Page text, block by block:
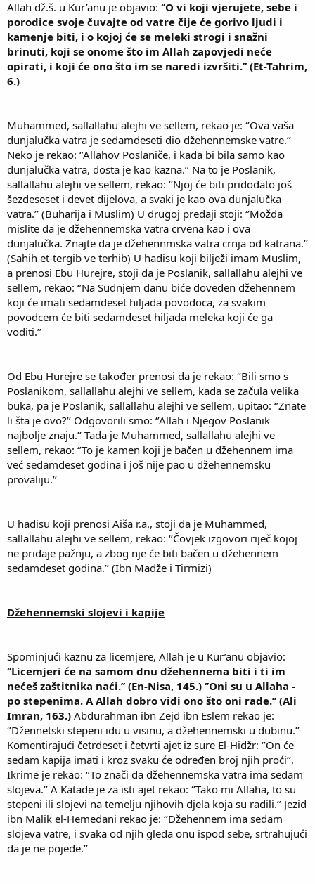
Allah dž.š. u Kur’anu je objavio: ‘’O vi koji vjerujete, sebe i
porodice svoje čuvajte od vatre čije će gorivo ljudi i
kamenje biti, i o kojoj će se meleki strogi i snažni
brinuti, koji se onome što im Allah zapovjedi neće
opirati, i koji će ono što im se naredi izvršiti.’’ (Et-Tahrim,
6.)
Muhammed, sallallahu alejhi ve sellem, rekao je: ‘’Ova vaša
dunjalučka vatra je sedamdeseti dio džehennemske vatre.’’
Neko je rekao: ‘’Allahov Poslaniče, i kada bi bila samo kao
dunjalučka vatra, dosta je kao kazna.’’ Na to je Poslanik,
sallallahu alejhi ve sellem, rekao: ‘’Njoj će biti pridodato još
šezdeseset i devet dijelova, a svaki je kao ova dunjalučka
vatra.’’ (Buharija i Muslim) U drugoj predaji stoji: ‘’Možda
mislite da je džehennemska vatra crvena kao i ova
dunjalučka. Znajte da je džehennmska vatra crnja od katrana.’’
(Sahih et-tergib ve terhib) U hadisu koji bilježi imam Muslim,
a prenosi Ebu Hurejre, stoji da je Poslanik, sallallahu alejhi ve
sellem, rekao: ‘’Na Sudnjem danu biće doveden džehennem
koji će imati sedamdeset hiljada povodoca, za svakim
povodcem će biti sedamdeset hiljada meleka koji će ga
voditi.’’
Od Ebu Hurejre se također prenosi da je rekao: ‘’Bili smo s
Poslanikom, sallallahu alejhi ve sellem, kada se začula velika
buka, pa je Poslanik, sallallahu alejhi ve sellem, upitao: ‘’Znate
li šta je ovo?’’ Odgovorili smo: ‘’Allah i Njegov Poslanik
najbolje znaju.’’ Tada je Muhammed, sallallahu alejhi ve
sellem, rekao: ‘’To je kamen koji je bačen u džehennem ima
već sedamdeset godina i još nije pao u džehennemsku
provaliju.’’
U hadisu koji prenosi Aiša r.a., stoji da je Muhammed,
sallallahu alejhi ve sellem, rekao: ‘’Čovjek izgovori riječ kojoj
ne pridaje pažnju, a zbog nje će biti bačen u džehennem
sedamdeset godina.’’ (Ibn Madže i Tirmizi)
Džehennemski slojevi i kapije
Spominjući kaznu za licemjere, Allah je u Kur’anu objavio:
‘’Licemjeri će na samom dnu džehennema biti i ti im
nećeš zaštitnika naći.’’ (En-Nisa, 145.) ‘’Oni su u Allaha -
po stepenima. A Allah dobro vidi ono što oni rade.’’ (Ali
Imran, 163.) Abdurahman ibn Zejd ibn Eslem rekao je:
‘’Džennetski stepeni idu u visinu, a džehennemski u dubinu.’’
Komentirajući četrdeset i četvrti ajet iz sure El-Hidžr: ‘’On će
sedam kapija imati i kroz svaku će određen broj njih proći’’,
Ikrime je rekao: ‘’To znači da džehennemska vatra ima sedam
slojeva.’’ A Katade je za isti ajet rekao: ‘’Tako mi Allaha, to su
stepeni ili slojevi na temelju njihovih djela koja su radili.’’ Jezid
ibn Malik el-Hemedani rekao je: ‘’Džehennem ima sedam
slojeva vatre, i svaka od njih gleda onu ispod sebe, srtrahujući
da je ne pojede.’’